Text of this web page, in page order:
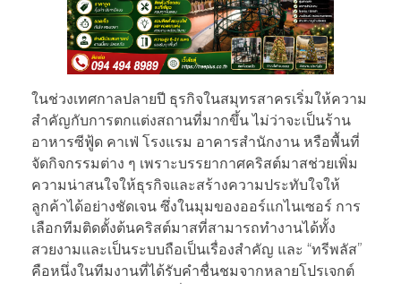
ในช่วงเทศกาลปลายปี ธุรกิจในสมุทรสาครเริ่มให้ความ
สำคัญกับการตกแต่งสถานที่มากขึ้น ไม่ว่าจะเป็นร้าน
อาหารซีฟู้ด คาเฟ่ โรงแรม อาคารสำนักงาน หรือพื้นที่
จัดกิจกรรมต่าง ๆ เพราะบรรยากาศคริสต์มาสช่วยเพิ่ม
ความน่าสนใจให้ธุรกิจและสร้างความประทับใจให้
ลูกค้าได้อย่างชัดเจน ซึ่งในมุมของออร์แกไนเซอร์ การ
เลือกทีมติดตั้งต้นคริสต์มาสที่สามารถทำงานได้ทั้ง
สวยงามและเป็นระบบถือเป็นเรื่องสำคัญ และ “ทรีพลัส”
คือหนึ่งในทีมงานที่ได้รับคำชื่นชมจากหลายโปรเจกต์